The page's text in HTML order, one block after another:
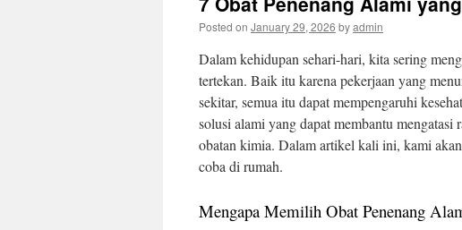
Posted on January 29, 2026 byadmin
Dalam kehidupan sehari-hari, kita sering
tertekan. Baik itu karena pekerjaan yang
sekitar, semua itu dapat mempengaruhi
solusi alami yang dapat membantu mengatasi
obatan kimia. Dalam artikel kali ini, kami
coba di rumah.
Mengapa Memilih Obat Penenang